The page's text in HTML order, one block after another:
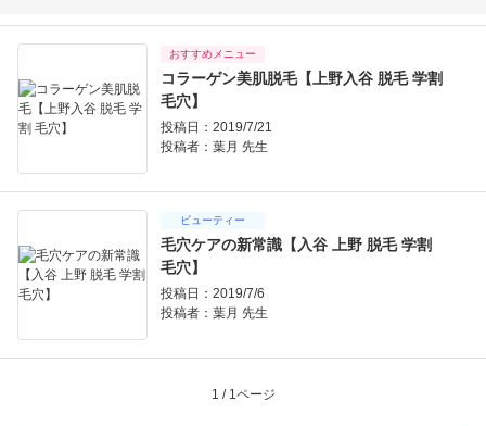
おすすめメニュー
コラーゲン美肌脱毛【上野入谷 脱毛 学割
毛穴】
投稿日：2019/7/21
投稿者： 葉月 先生
ビューティー
毛穴ケアの新常識【入谷 上野 脱毛 学割
毛穴】
投稿日：2019/7/6
投稿者： 葉月 先生
1 / 1ページ